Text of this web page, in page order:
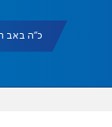
כ"ה באב תשפ"ו